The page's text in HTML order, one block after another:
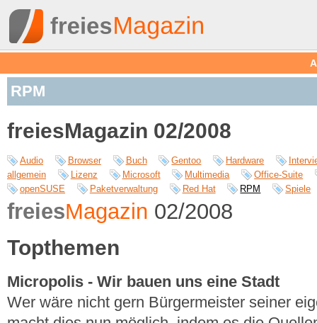
RPM
freiesMagazin 02/2008
Audio Browser Buch Gentoo Hardware
allgemein
Lizenz Microsoft Multimedia
Office-Suite
openSUSE
Paketverwaltung Red Hat RPM Spiele
freiesMagazin 02/2008
Topthemen
Micropolis - Wir bauen uns eine Stadt
Wer wäre nicht gern Bürgermeister seiner